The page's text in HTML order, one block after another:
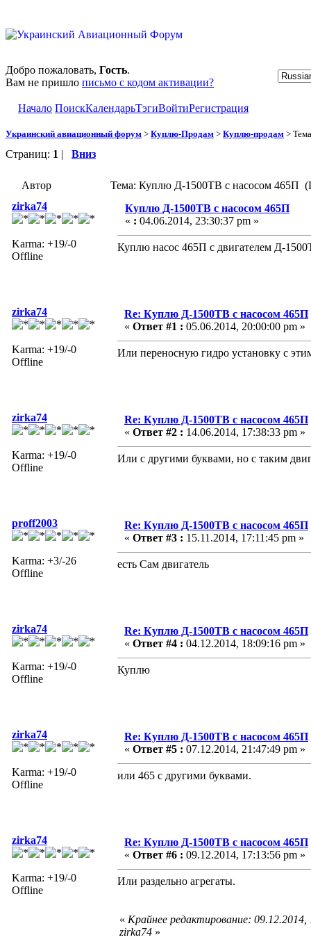
Добро пожаловать, Гость.
Вам не пришло письмо с кодом активации?
Начало ПоискКалендарьТэгиВойтиРегистрация
Украинский авиационный форум > Куплю-Продам > Куплю-продам >
Страниц: 1 | Вниз
Автор
Тема: Куплю Д-1500ТВ с насосом 465П
zirka74
Karma: +19/-0
Offline
Куплю Д-1500ТВ с насосом 465П
« : 04.06.2014, 23:30:37 pm »
Куплю насос 465П с двигателем Д-
zirka74
Karma: +19/-0
Offline
Re: Куплю Д-1500ТВ с насосом 465П
« Ответ #1 : 05.06.2014, 20:00:00 pm »
Или переносную гидро установку с
zirka74
Karma: +19/-0
Offline
Re: Куплю Д-1500ТВ с насосом 465П
« Ответ #2 : 14.06.2014, 17:38:33 pm »
Или с другими буквами, но с таким
proff2003
Karma: +3/-26
Offline
Re: Куплю Д-1500ТВ с насосом 465П
« Ответ #3 : 15.11.2014, 17:11:45 pm »
есть Сам двигатель
zirka74
Karma: +19/-0
Offline
Re: Куплю Д-1500ТВ с насосом 465П
« Ответ #4 : 04.12.2014, 18:09:16 pm »
Куплю
zirka74
Karma: +19/-0
Offline
Re: Куплю Д-1500ТВ с насосом 465П
« Ответ #5 : 07.12.2014, 21:47:49 pm »
или 465 с другими буквами.
zirka74
Karma: +19/-0
Offline
Re: Куплю Д-1500ТВ с насосом 465П
« Ответ #6 : 09.12.2014, 17:13:56 pm »
Или раздельно агрегаты.
« Крайнее редактирование:
zirka74 »